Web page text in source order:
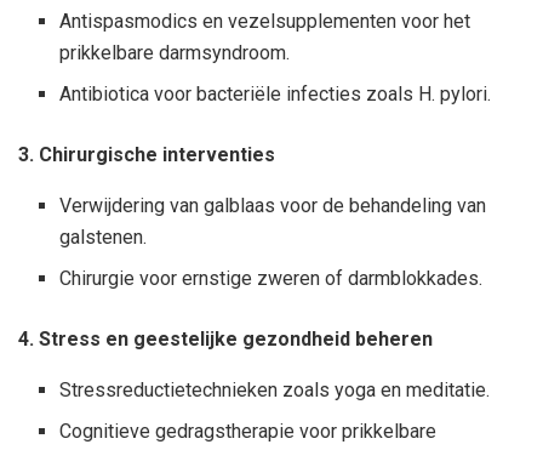
Antispasmodics en vezelsupplementen voor het
prikkelbare darmsyndroom.
Antibiotica voor bacteriële infecties zoals H. pylori.
3. Chirurgische interventies
Verwijdering van galblaas voor de behandeling van
galstenen.
Chirurgie voor ernstige zweren of darmblokkades.
4. Stress en geestelijke gezondheid beheren
Stressreductietechnieken zoals yoga en meditatie.
Cognitieve gedragstherapie voor prikkelbare